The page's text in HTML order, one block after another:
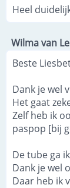
Heel
Wilma van
Beste
Dank je wel
Het gaat
Zelf heb ik
paspop [bij
De tube ga
Dank je wel
Daar heb ik